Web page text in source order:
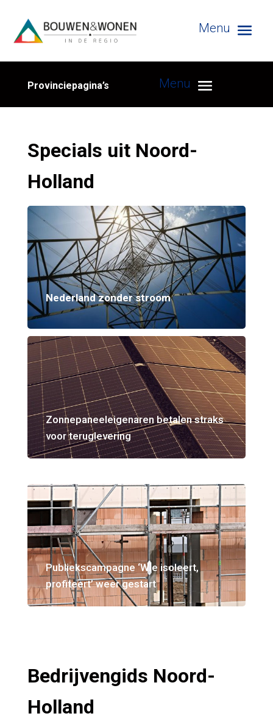
Provinciepagina’s
Specials uit Noord-
Holland
Nederland zonder stroom
Zonnepaneeleigenaren betalen straks
voor teruglevering
Publiekscampagne ‘Wie isoleert,
profiteert’ weer gestart
Bedrijvengids Noord-
Holland